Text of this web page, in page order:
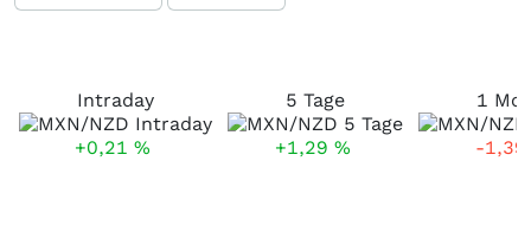
Intraday
+0,21 %
5 Tage
+1,29 %
1
-1,39